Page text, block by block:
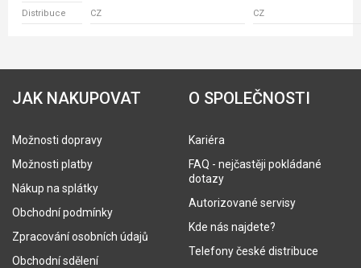
Distribuce CZ CZ
JAK NAKUPOVAT
Možnosti dopravy
Možnosti platby
Nákup na splátky
Obchodní podmínky
Zpracování osobních údajů
Obchodní sdělení
O SPOLEČNOSTI
Kariéra
FAQ - nejčastěji pokládané
dotazy
Autorizované servisy
Kde nás najdete?
Telefony české distribuce